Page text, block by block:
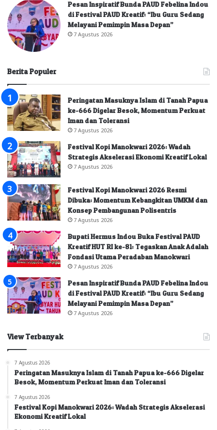
Pesan Inspiratif Bunda PAUD Febelina Indou
di Festival PAUD Kreatif: “Ibu Guru Sedang
Melayani Pemimpin Masa Depan”
7 Agustus 2026
Berita Populer
Peringatan Masuknya Islam di Tanah Papua
ke-666 Digelar Besok, Momentum Perkuat
Iman dan Toleransi
7 Agustus 2026
Festival Kopi Manokwari 2026: Wadah
Strategis Akselerasi Ekonomi Kreatif Lokal
7 Agustus 2026
Festival Kopi Manokwari 2026 Resmi
Dibuka: Momentum Kebangkitan UMKM dan
Konsep Pembangunan Polisentris
7 Agustus 2026
Bupati Hermus Indou Buka Festival PAUD
Kreatif HUT RI ke-81: Tegaskan Anak Adalah
Fondasi Utama Peradaban Manokwari
7 Agustus 2026
Pesan Inspiratif Bunda PAUD Febelina Indou
di Festival PAUD Kreatif: “Ibu Guru Sedang
Melayani Pemimpin Masa Depan”
7 Agustus 2026
View Terbanyak
7 Agustus 2026
Peringatan Masuknya Islam di Tanah Papua ke-666 Digelar
Besok, Momentum Perkuat Iman dan Toleransi
7 Agustus 2026
Festival Kopi Manokwari 2026: Wadah Strategis Akselerasi
Ekonomi Kreatif Lokal